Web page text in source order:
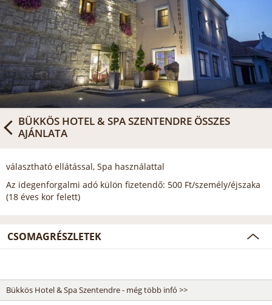
BÜKKÖS HOTEL & SPA SZENTENDRE ÖSSZES
AJÁNLATA
választható ellátással, Spa használattal
Az idegenforgalmi adó külön fizetendő: 500 Ft/személy/éjszaka
(18 éves kor felett)
CSOMAGRÉSZLETEK
Bükkös Hotel & Spa Szentendre - még több infó >>